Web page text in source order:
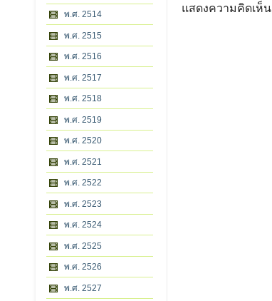
พ.ศ. 2514
พ.ศ. 2515
พ.ศ. 2516
พ.ศ. 2517
พ.ศ. 2518
พ.ศ. 2519
พ.ศ. 2520
พ.ศ. 2521
พ.ศ. 2522
พ.ศ. 2523
พ.ศ. 2524
พ.ศ. 2525
พ.ศ. 2526
พ.ศ. 2527
แสดงความคิดเห็น